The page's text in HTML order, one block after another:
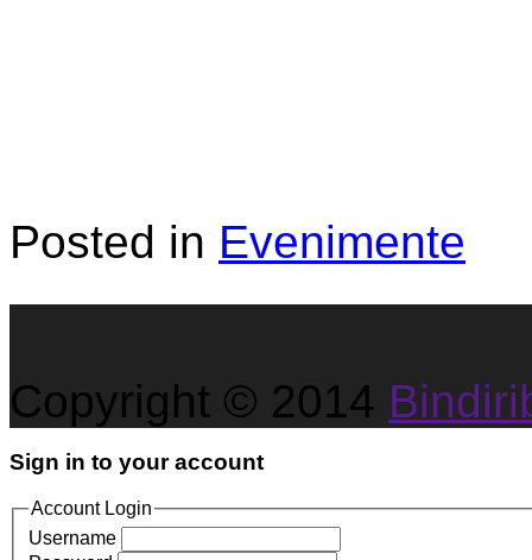
Posted in Evenimente
Copyright © 2014
Sign in to your account
Account Login
Username